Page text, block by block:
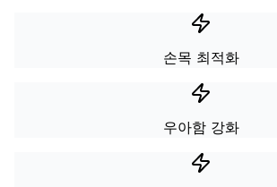
손목 최적화
우아함 강화